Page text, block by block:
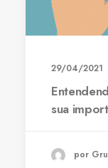
29/04/2021
sua
por